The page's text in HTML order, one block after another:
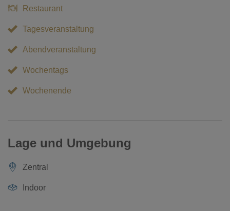
Restaurant
Tagesveranstaltung
Abendveranstaltung
Wochentags
Wochenende
Lage und Umgebung
Zentral
Indoor